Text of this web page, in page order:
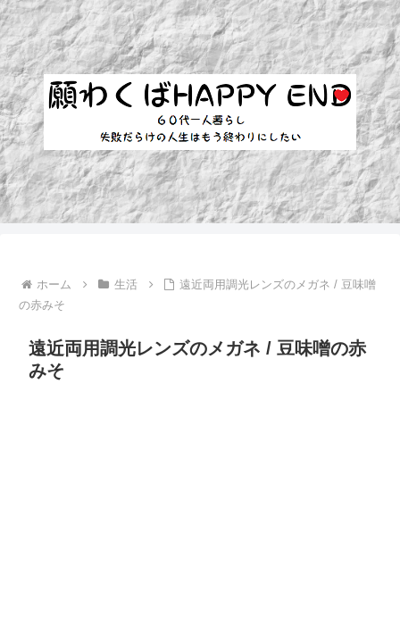
ホーム 生活
遠近両用調光レンズのメガネ / 豆味噌
の赤みそ
遠近両用調光レンズのメガネ / 豆味噌の赤
みそ